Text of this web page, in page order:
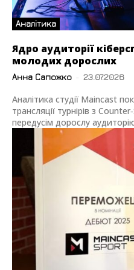
Аналітика
Ядро аудиторії
молодих дорослих
Анна Сапожко - 23.07.2026
Аналітика студії Maincast
трансляції турнірів з
передусім дорослу